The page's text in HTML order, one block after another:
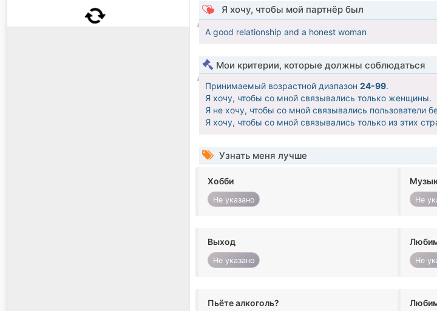
Я хочу, чтобы мой партнёр был
A good relationship and a honest woman
Мои критерии, которые должны соблюдаться
Принимаемый возрастной диапазон 24-99.
Я хочу, чтобы со мной связывались только женщины.
Я не хочу, чтобы со мной связывались пользователи
Я хочу, чтобы со мной связывались только из этих
Узнать меня лучше
Хобби
Не указано Не
Выход
Не указано Не
Пьёте алкоголь?